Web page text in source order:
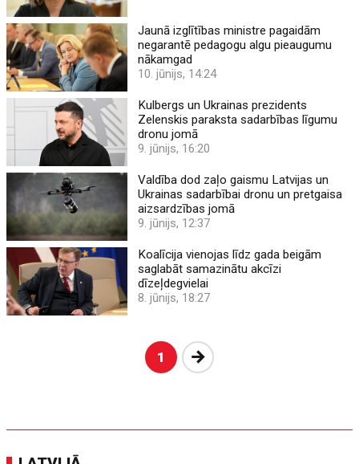
Jaunā izglītības ministre pagaidām
negarantē pedagogu algu pieaugumu
nākamgad
10. jūnijs, 14:24
Kulbergs un Ukrainas prezidents
Zelenskis paraksta sadarbības līgumu
dronu jomā
9. jūnijs, 16:20
Valdība dod zaļo gaismu Latvijas un
Ukrainas sadarbībai dronu un pretgaisa
aizsardzības jomā
9. jūnijs, 12:37
Koalīcija vienojas līdz gada beigām
saglabāt samazinātu akcīzi
dīzeļdegvielai
8. jūnijs, 18:27
1 Nākošā